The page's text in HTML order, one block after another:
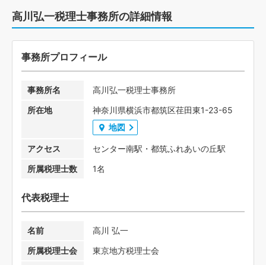
高川弘一税理士事務所の詳細情報
事務所プロフィール
事務所名
高川弘一税理士事務所
所在地
神奈川県横浜市都筑区荏田東1-23-65
地図
アクセス
センター南駅・都筑ふれあいの丘駅
所属税理士数
1名
代表税理士
名前
高川 弘一
所属税理士会
東京地方税理士会